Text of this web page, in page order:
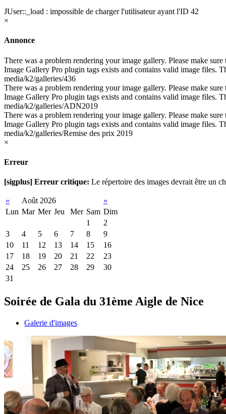
JUser::_load : impossible de charger l'utilisateur ayant l'ID 42
×
Annonce
There was a problem rendering your image gallery. Please make
Image Gallery Pro plugin tags exists and contains valid image files.
media/k2/galleries/436
There was a problem rendering your image gallery. Please make
Image Gallery Pro plugin tags exists and contains valid image files.
media/k2/galleries/ADN2019
There was a problem rendering your image gallery. Please make
Image Gallery Pro plugin tags exists and contains valid image files.
media/k2/galleries/Remise des prix 2019
×
Erreur
[sigplus] Erreur critique: Le répertoire des images devrait être un
« Août 2026
»
Lun Mar Mer Jeu Mer Sam Dim
1
2
3
4 5 6 7 8
9
10
11 12 13 14 15
16
17
18 19 20 21 22
23
24
25 26 27 28 29
30
31
Soirée de Gala du 31ème Aigle de Nice
Galerie d'images